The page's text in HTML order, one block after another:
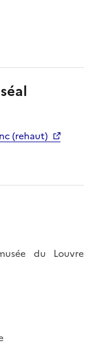
(rehaut)
du Louvre